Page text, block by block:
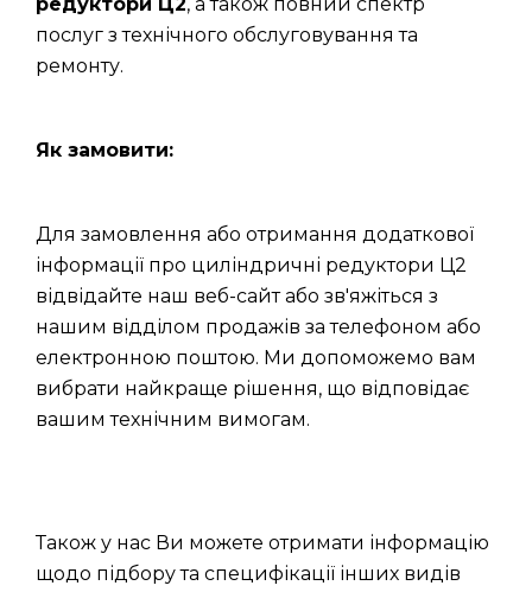
редуктори Ц2, а також повний спектр
послуг з технічного обслуговування та
ремонту.
Як замовити:
Для замовлення або отримання додаткової
інформації про циліндричні редуктори Ц2
відвідайте наш веб-сайт або зв'яжіться з
нашим відділом продажів за телефоном або
електронною поштою. Ми допоможемо вам
вибрати найкраще рішення, що відповідає
вашим технічним вимогам.
Також у нас Ви можете отримати інформацію
щодо підбору та специфікації інших видів